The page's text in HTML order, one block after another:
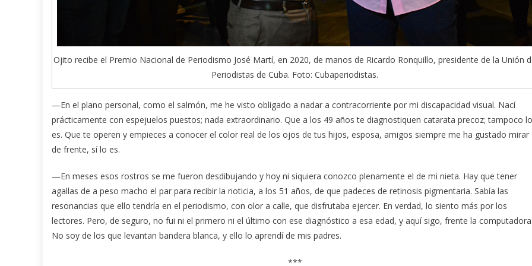
Ojito recibe el Premio Nacional de Periodismo José Martí, en 2020, de manos de Ricardo Ronquillo, presidente de la Unión
Periodistas de Cuba. Foto: Cubaperiodistas.
—En el plano personal, como el salmón, me he visto obligado a nadar a contracorriente por mi discapacidad visual. Nací
prácticamente con espejuelos puestos; nada extraordinario. Que a los 49 años te diagnostiquen catarata precoz; tampoco lo
es. Que te operen y empieces a conocer el color real de los ojos de tus hijos, esposa, amigos siempre me ha gustado mirar
de frente, sí lo es.
—En meses esos rostros se me fueron desdibujando y hoy ni siquiera conozco plenamente el de mi nieta. Hay que tener
agallas de a peso macho el par para recibir la noticia, a los 51 años, de que padeces de retinosis pigmentaria. Sabía las
resonancias que ello tendría en el periodismo, con olor a calle, que disfrutaba ejercer. En verdad, lo siento más por los
lectores. Pero, de seguro, no fui ni el primero ni el último con ese diagnóstico a esa edad, y aquí sigo, frente la computadora.
No soy de los que levantan bandera blanca, y ello lo aprendí de mis padres.
***